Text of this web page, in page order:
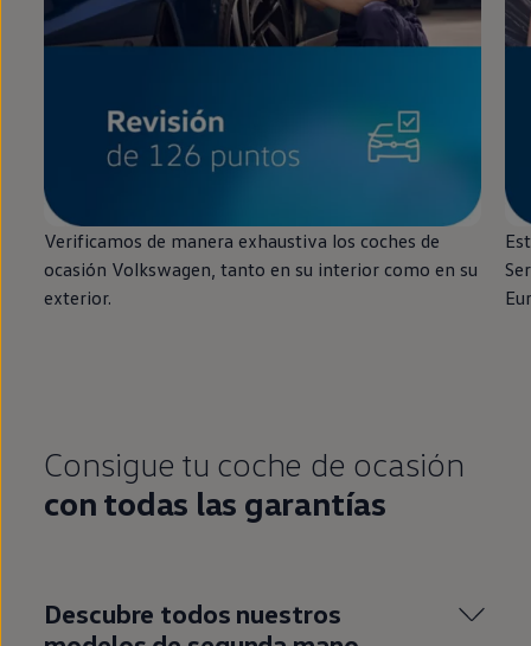
Verificamos de manera exhaustiva los coches de
ocasión Volkswagen, tanto en su interior como en su
exterior.
Consigue tu coche de ocasión
con todas las garantías
Descubre todos nuestros